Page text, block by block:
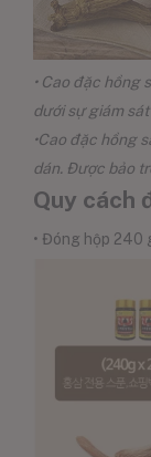
• Cao đặc hồng
dưới sự giám
•Cao đặc hồng
dán. Được bảo
Quy cách
• Đóng hộp 240